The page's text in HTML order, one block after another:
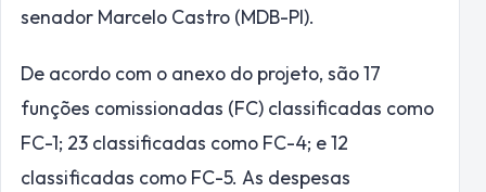
senador Marcelo Castro (MDB-PI).
De acordo com o anexo do projeto, são 17
funções comissionadas (FC) classificadas como
FC-1; 23 classificadas como FC-4; e 12
classificadas como FC-5. As despesas